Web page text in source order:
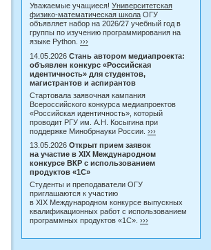
Уважаемые учащиеся! Университетская
физико-математическая школа ОГУ
объявляет набор на 2026/27 учебный год в
группы по изучению программирования на
языке Python. ›››
14.05.2026 Стань автором медиапроекта:
объявлен конкурс «Российская
идентичность» для студентов,
магистрантов и аспирантов
Стартовала заявочная кампания
Всероссийского конкурса медиапроектов
«Российская идентичность», который
проводит РГУ им. А.Н. Косыгина при
поддержке Минобрнауки России. ›››
13.05.2026 Открыт прием заявок
на участие в XIX Международном
конкурсе ВКР с использованием
продуктов «1С»
Студенты и преподаватели ОГУ
приглашаются к участию
в XIX Международном конкурсе выпускных
квалификационных работ с использованием
программных продуктов «1С». ›››